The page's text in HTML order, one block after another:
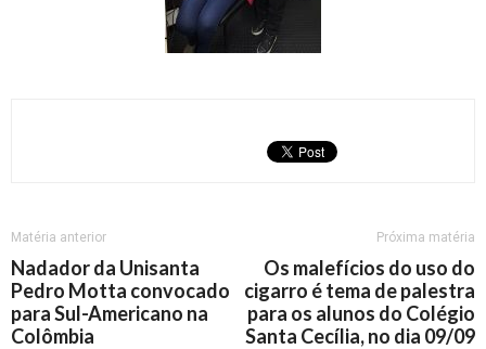
Matéria anterior
Nadador da Unisanta
Pedro Motta convocado
para Sul-Americano na
Colômbia
Próxima matéria
Os malefícios do uso do
cigarro é tema de palestra
para os alunos do Colégio
Santa Cecília, no dia 09/09